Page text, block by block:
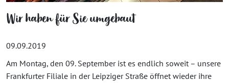
Wir haben für Sie umgebaut
09.09.2019
Am Montag, den 09. September ist es endlich soweit – unsere
Frankfurter Filiale in der Leipziger Straße öffnet wieder ihre